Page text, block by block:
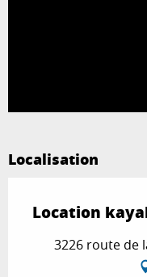
Localisation
Location
3226 route de